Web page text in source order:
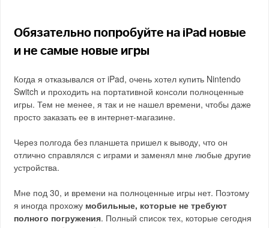
Обязательно попробуйте на iPad новые
и не самые новые игры
Когда я отказывался от iPad, очень хотел купить Nintendo
Switch и проходить на портативной консоли полноценные
игры. Тем не менее, я так и не нашел времени, чтобы даже
просто заказать ее в интернет-магазине.
Через полгода без планшета пришел к выводу, что он
отлично справлялся с играми и заменял мне любые другие
устройства.
Мне под 30, и времени на полноценные игры нет. Поэтому
я иногда прохожу мобильные, которые не требуют
полного погружения. Полный список тех, которые сегодня